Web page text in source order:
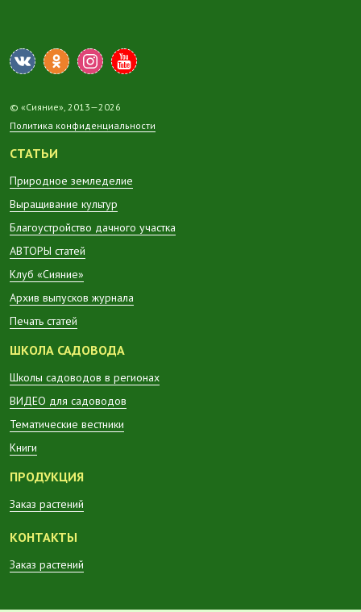
© «Сияние», 2013—2026
Политика конфиденциальности
СТАТЬИ
Природное земледелие
Выращивание культур
Благоустройство дачного участка
АВТОРЫ статей
Клуб «Сияние»
Архив выпусков журнала
Печать статей
ШКОЛА САДОВОДА
Школы садоводов в регионах
ВИДЕО для садоводов
Тематические вестники
Книги
ПРОДУКЦИЯ
Заказ растений
КОНТАКТЫ
Заказ растений